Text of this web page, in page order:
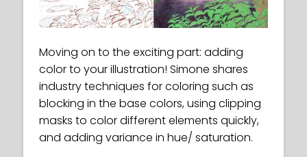
Moving on to the exciting part: adding
color to your illustration! Simone shares
industry techniques for coloring such as
blocking in the base colors, using clipping
masks to color different elements quickly,
and adding variance in hue/ saturation.